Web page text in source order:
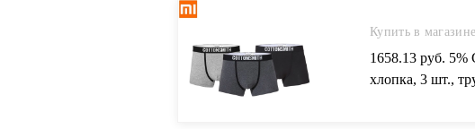
Купить в
1658.13 руб.
хлопка, 3 шт.,